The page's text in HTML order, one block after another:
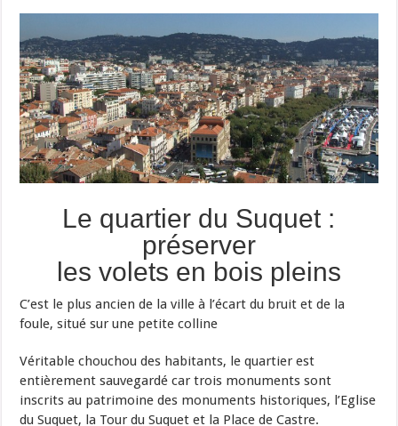
Le quartier du Suquet :
préserver
les volets en bois pleins
C’est le plus ancien de la ville à l’écart du bruit et de la
foule, situé sur une petite colline
Véritable chouchou des habitants, le quartier est
entièrement sauvegardé car trois monuments sont
inscrits au patrimoine des monuments historiques, l’Eglise
du Suquet, la Tour du Suquet et la Place de Castre.